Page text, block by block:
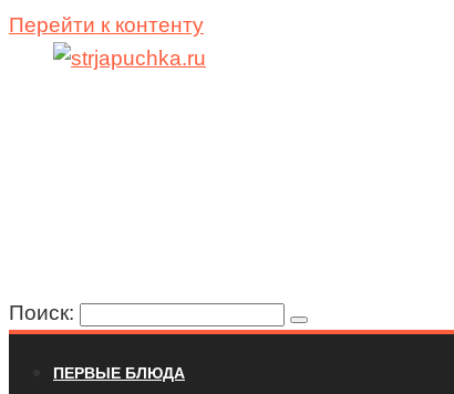
Перейти к контенту
Поиск:
ПЕРВЫЕ БЛЮДА